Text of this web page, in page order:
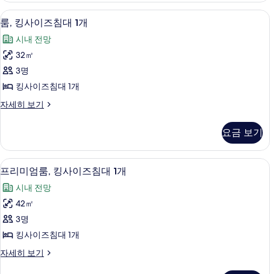
즈
침
대
1
개
사
진
보
기
트,
킹
사
이
즈
대
자
기
룸,
킹
사
이
즈
침
대
개
사
진
모
두
보
기
6
룸, 킹사이즈침대 1개
시내 전망
32㎡
3명
킹사이즈침대 1개
자세히 보기
룸,
즈
침
대
개
자
히
보
요금 보기
프
리
미
엄
룸,
킹
사
프리미엄룸, 킹사이즈침대 1개 | 객실
4
프리미엄룸, 킹사이즈침대 1개
시내 전망
42㎡
3명
킹사이즈침대 1개
자세히 보기
프